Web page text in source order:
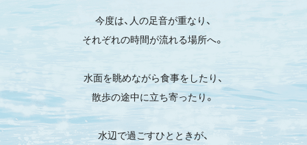
今度は、人の足音が重なり、
それぞれの時間が流れる場所へ。
水面を眺めながら食事をしたり、
散歩の途中に立ち寄ったり。
水辺で過ごすひとときが、